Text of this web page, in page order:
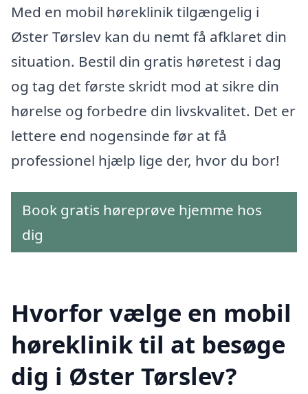
Med en mobil høreklinik tilgængelig i
Øster Tørslev kan du nemt få afklaret din
situation. Bestil din gratis høretest i dag
og tag det første skridt mod at sikre din
hørelse og forbedre din livskvalitet. Det er
lettere end nogensinde før at få
professionel hjælp lige der, hvor du bor!
Book gratis høreprøve hjemme hos
dig
Hvorfor vælge en mobil
høreklinik til at besøge
dig i Øster Tørslev?